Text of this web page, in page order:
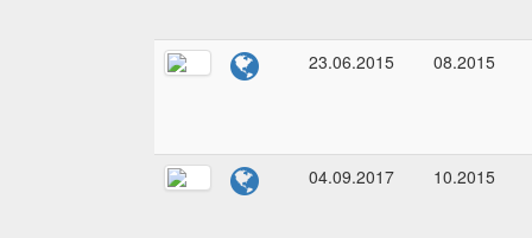
23.06.2015 08.2015
04.09.2017 10.2015